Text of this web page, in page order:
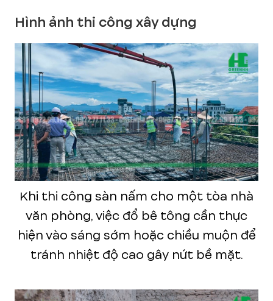
Hình ảnh thi công xây dựng
Khi thi công sàn nấm cho một tòa nhà
văn phòng, việc đổ bê tông cần thực
hiện vào sáng sớm hoặc chiều muộn để
tránh nhiệt độ cao gây nứt bề mặt.